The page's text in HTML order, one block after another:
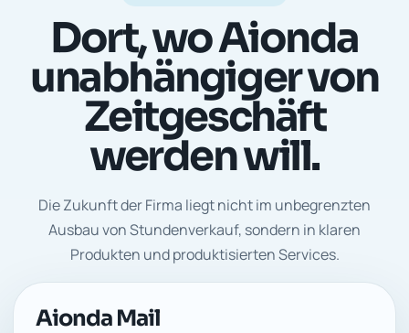
Dort, wo Aionda
unabhängiger von
Zeitgeschäft
werden will.
Die Zukunft der Firma liegt nicht im unbegrenzten
Ausbau von Stundenverkauf, sondern in klaren
Produkten und produktisierten Services.
Aionda Mail